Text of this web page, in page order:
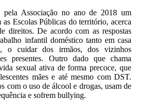
pela Associação no ano de 2018 um
as Escolas Públicas do território, acerca
direitos.De acordo com as respostas
infantil doméstico tanto em casa
o cuidar dos irmãos, dos vizinhos
presentes. Outro dado que chama
sexual ativa de forma precoce, que
mães e até mesmo com DST.
com o uso de álcool e drogas, usam de
e sofrem bullying.